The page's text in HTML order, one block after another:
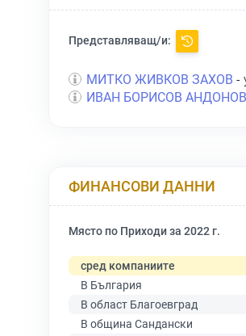
Представляващ/и:
МИТКО ЖИВКОВ ЗАХОВ -
ИВАН БОРИСОВ АНДОНОВ
ФИНАНСОВИ ДАННИ
Място по Приходи за 2022 г.
сред компаниите
В България
В област Благоевград
В община Сандански